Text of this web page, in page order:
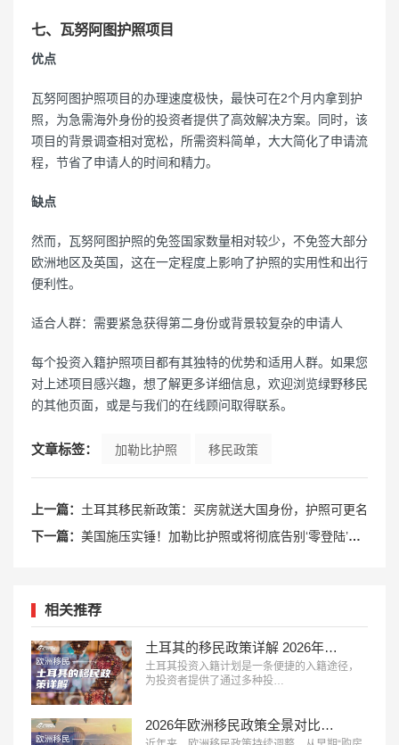
七、瓦努阿图护照项目
优点
瓦努阿图护照项目的办理速度极快，最快可在2个月内拿到护
照，为急需海外身份的投资者提供了高效解决方案。同时，该
项目的背景调查相对宽松，所需资料简单，大大简化了申请流
程，节省了申请人的时间和精力。
缺点
然而，瓦努阿图护照的免签国家数量相对较少，不免签大部分
欧洲地区及英国，这在一定程度上影响了护照的实用性和出行
便利性。
适合人群：需要紧急获得第二身份或背景较复杂的申请人
每个投资入籍护照项目都有其独特的优势和适用人群。如果您
对上述项目感兴趣，想了解更多详细信息，欢迎浏览绿野移民
的其他页面，或是与我们的在线顾问取得联系。
文章标签： 加勒比护照 移民政策
上一篇： 土耳其移民新政策：买房就送大国身份，护照可更名
下一篇： 美国施压实锤！加勒比护照或将彻底告别‘零登陆’时代！
相关推荐
土耳其的移民政策详解 2026年投资入籍终极指南
土耳其投资入籍计划是一条便捷的入籍途径，
为投资者提供了通过多种投…
2026年欧洲移民政策全景对比：主流国家路径、成本与适配人群分析